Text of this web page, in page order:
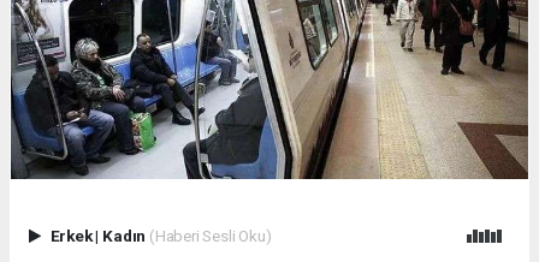
Erkek| Kadın (Haberi Sesli Oku)